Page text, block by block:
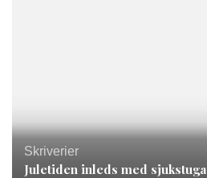
Skriverier
Juletiden inleds med sjukstuga